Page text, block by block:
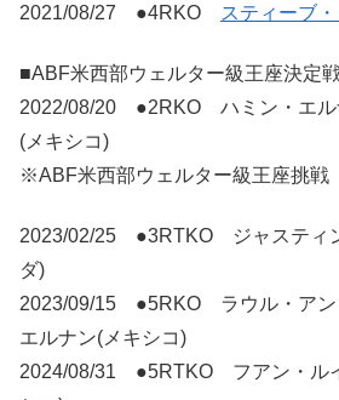
2021/08/27 ●4RKO スティーブ
■ABF米西部ウェルター級王座決定
2022/08/20 ●2RKO ハミン・エル
(メキシコ)
※ABF米西部ウェルター級王座挑戦
2023/02/25 ●3RTKO ジャスティ
ダ)
2023/09/15 ●5RKO ラウル・アン
エルナン(メキシコ)
2024/08/31 ●5RTKO フアン・ル